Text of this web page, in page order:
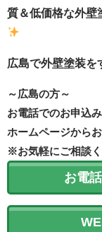
質＆低価格な外壁
広島で外壁塗装を
～広島の方～
お電話でのお申込
ホームページから
※お気軽にご相談
お電